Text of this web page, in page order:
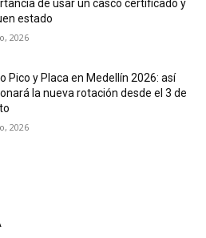
de usar un casco certificado y
estado
2026
Pico y Placa en Medellín 2026: así
la nueva rotación desde el 3 de
2026